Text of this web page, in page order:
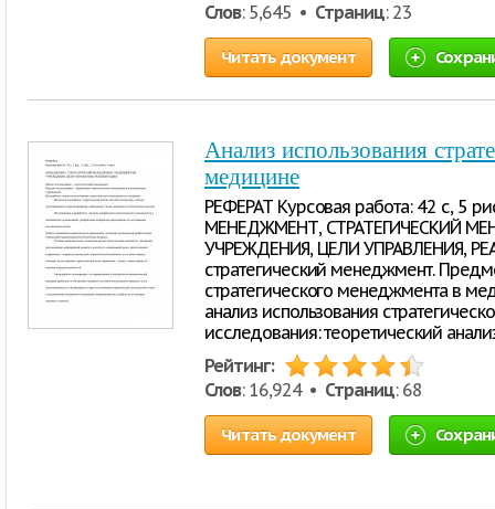
Слов: 5,645 • Страниц: 23
Читать документ
Анализ использования
медицине
РЕФЕРАТ Курсовая работа: 42 с, 5
МЕНЕДЖМЕНТ, СТРАТЕГИЧЕСКИЙ
УЧРЕЖДЕНИЯ, ЦЕЛИ УПРАВЛЕНИЯ,
стратегический менеджмент.
стратегического менеджмента в
анализ использования
исследования: теоретический
Рейтинг:
Слов: 16,924 • Страниц: 68
Читать документ